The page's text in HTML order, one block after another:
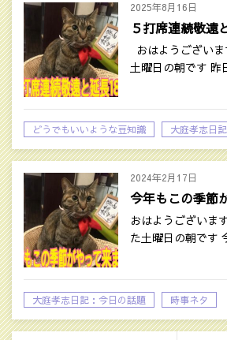
2025年8月16日
５打席連続敬遠
おはようござい
土曜日の朝です
どうでもいいような豆知識 大庭孝志日
2024年2月17日
今年もこの季節
おはようございま
た土曜日の朝です
大庭孝志日記：今日の話題 時事ネタ